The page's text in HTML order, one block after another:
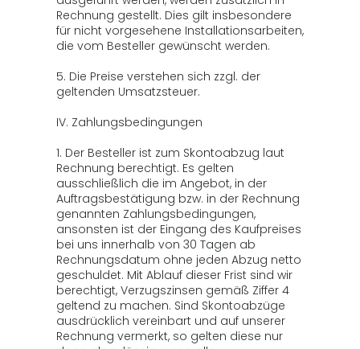
Rechnung gestellt. Dies gilt insbesondere
für nicht vorgesehene Installationsarbeiten,
die vom Besteller gewünscht werden.
5. Die Preise verstehen sich zzgl. der
geltenden Umsatzsteuer.
IV. Zahlungsbedingungen
1. Der Besteller ist zum Skontoabzug laut
Rechnung berechtigt. Es gelten
ausschließlich die im Angebot, in der
Auftragsbestätigung bzw. in der Rechnung
genannten Zahlungsbedingungen,
ansonsten ist der Eingang des Kaufpreises
bei uns innerhalb von 30 Tagen ab
Rechnungsdatum ohne jeden Abzug netto
geschuldet. Mit Ablauf dieser Frist sind wir
berechtigt, Verzugszinsen gemäß Ziffer 4
geltend zu machen. Sind Skontoabzüge
ausdrücklich vereinbart und auf unserer
Rechnung vermerkt, so gelten diese nur